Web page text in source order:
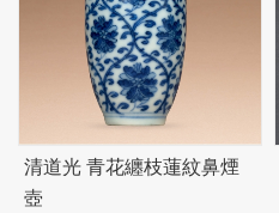
清道光 青花纏枝蓮紋鼻煙
壺